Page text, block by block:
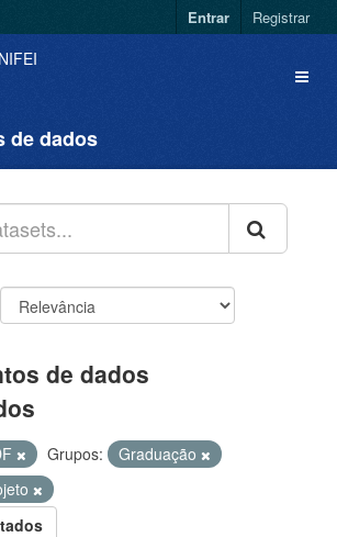
Entrar Registrar
de dados
de dados
Grupos:
Graduação